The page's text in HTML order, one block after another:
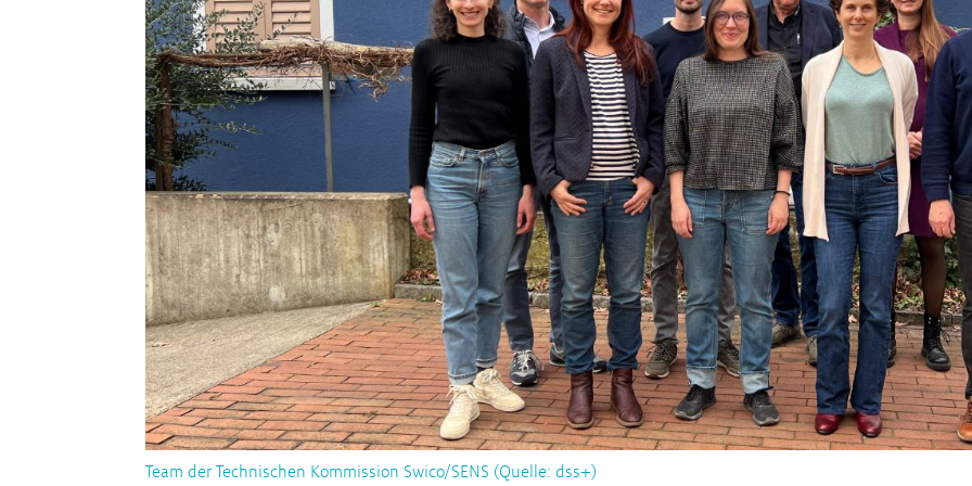
Klimaschutz durch Kühlgeräterecycling
20 Jahre «SwicoMix»
Recycling von Kabeln
Recycling von Photovoltaikmodulen in der
Schweiz
Recycling von E-Zigaretten
PFAS
Vergleich Schweiz und EU
Regulatorische Transformation
Vorbereitung zur
ReUse
Swiss PV Circle
Autor:innen 2026
Team der Technischen Kommission Swico/SENS (Quelle: dss+)